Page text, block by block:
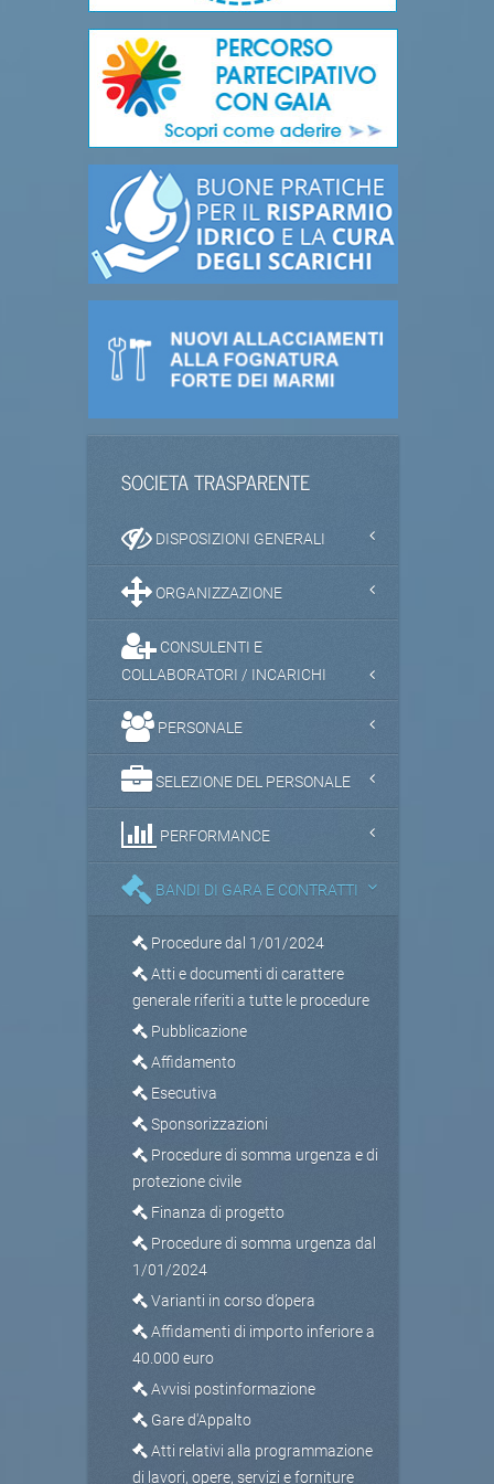
SOCIETA TRASPARENTE
DISPOSIZIONI GENERALI
ORGANIZZAZIONE
CONSULENTI E
COLLABORATORI / INCARICHI
PERSONALE
SELEZIONE DEL PERSONALE
PERFORMANCE
BANDI DI GARA E CONTRATTI
Procedure dal 1/01/2024
Atti e documenti di carattere
generale riferiti a tutte le procedure
Pubblicazione
Affidamento
Esecutiva
Sponsorizzazioni
Procedure di somma urgenza e di
protezione civile
Finanza di progetto
Procedure di somma urgenza dal
1/01/2024
Varianti in corso d’opera
Affidamenti di importo inferiore a
40.000 euro
Avvisi postinformazione
Gare d'Appalto
Atti relativi alla programmazione
di lavori, opere, servizi e forniture